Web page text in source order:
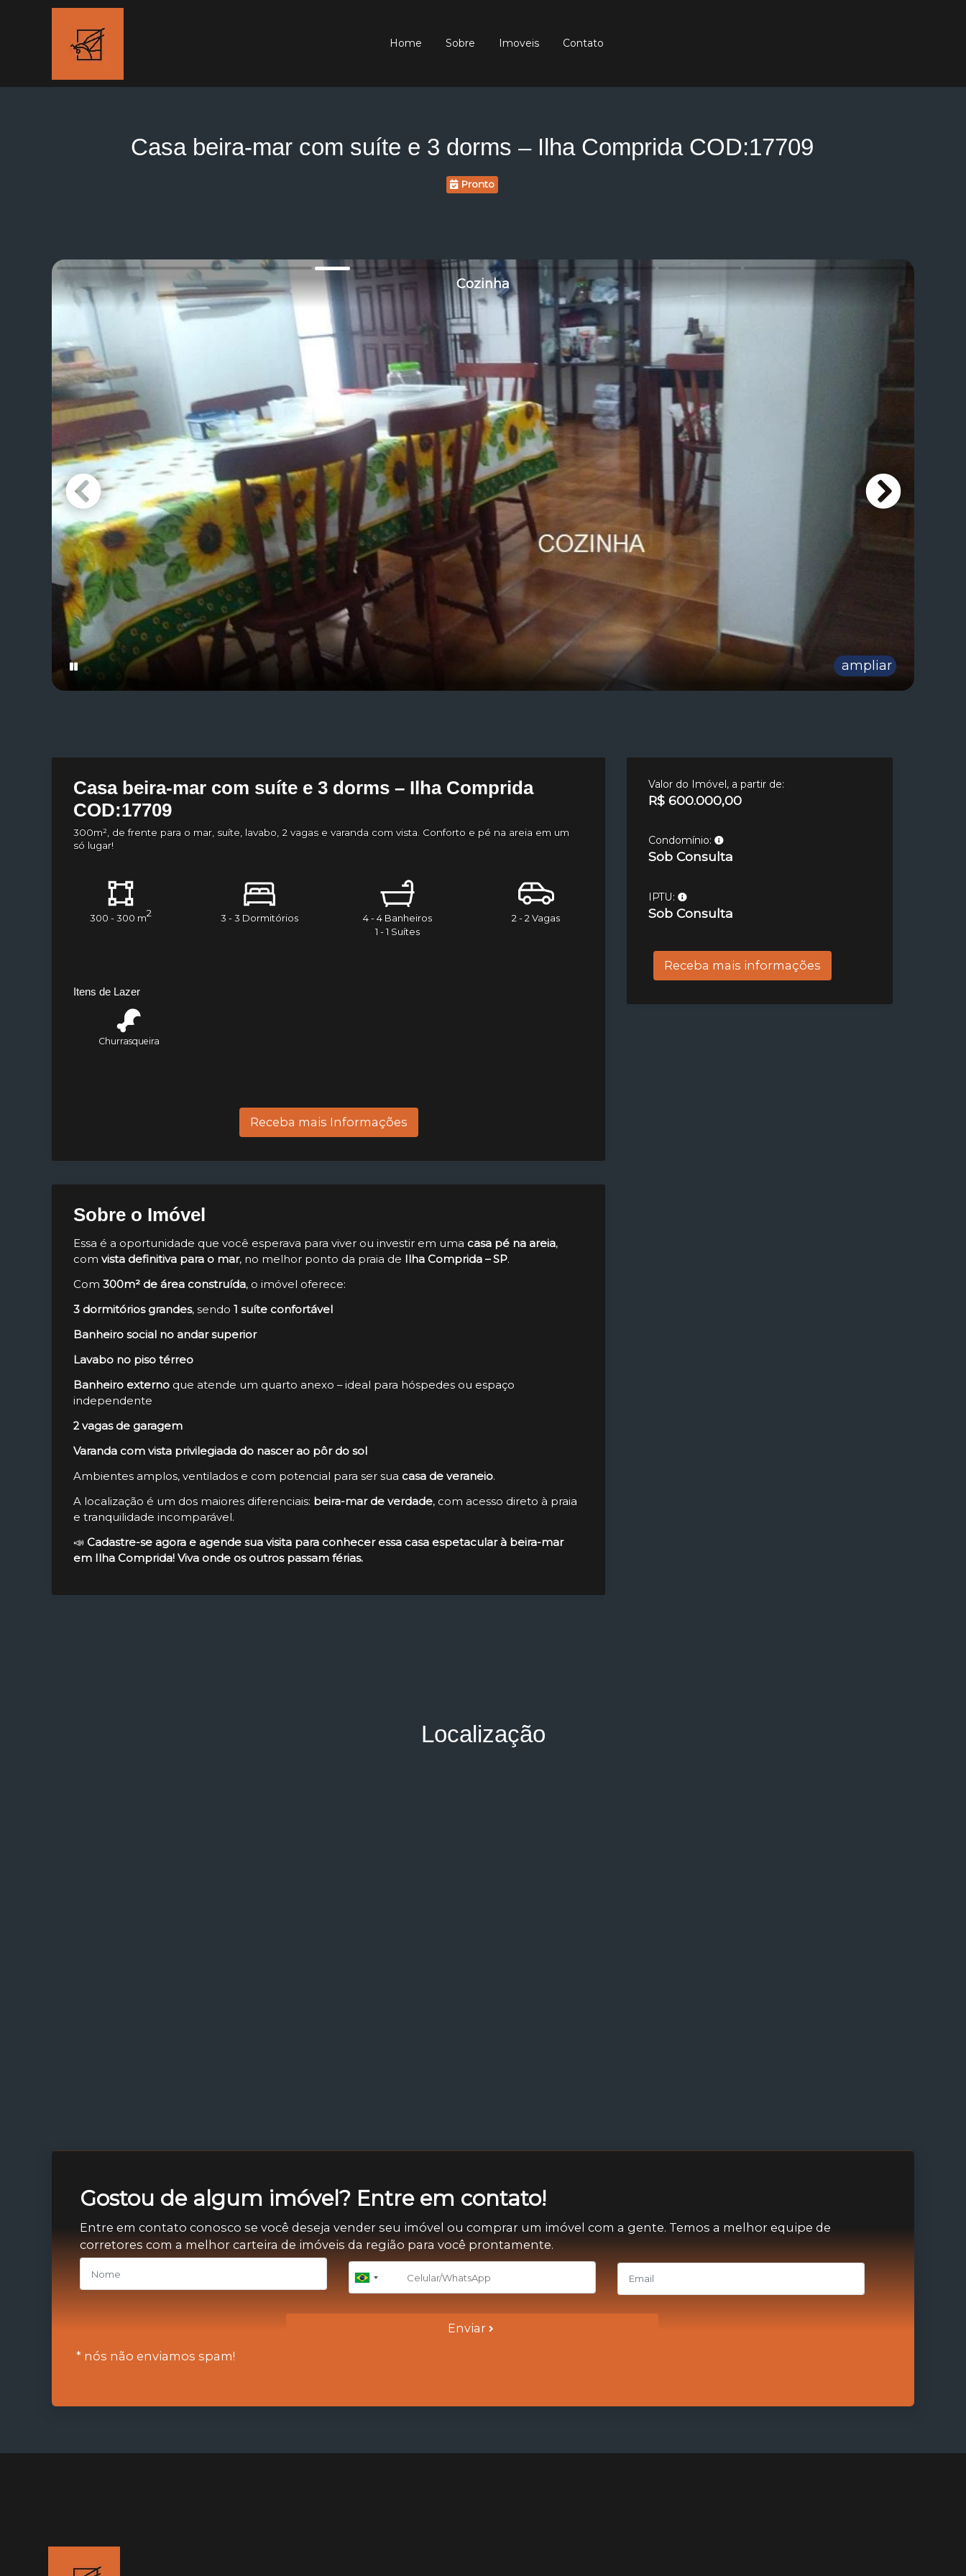
Home Sobre Imoveis Contato
Casa beira-mar com suíte e 3 dorms – Ilha Comprida COD:17709
Pronto
Cozinha
ampliar
Casa beira-mar com suíte e 3 dorms – Ilha Comprida
COD:17709
300m², de frente para o mar, suíte, lavabo, 2 vagas e varanda com vista. Conforto e pé na areia em um
só lugar!
300 - 300 m2 3 - 3 Dormitórios
4 - 4 Banheiros
1 - 1 Suítes
2 - 2 Vagas
Itens de Lazer
Churrasqueira
Receba mais Informações
Sobre o Imóvel
Essa é a oportunidade que você esperava para viver ou investir em uma casa pé na areia,
comvista definitiva para o mar, no melhor ponto da praia de Ilha Comprida – SP.
Com300m² de área construída, o imóvel oferece:
3 dormitórios grandes, sendo1 suíte confortável
Banheiro social no andar superior
Lavabo no piso térreo
Banheiro externo que atende um quarto anexo – ideal para hóspedes ou espaço
independente
2 vagas de garagem
Varanda com vista privilegiada do nascer ao pôr do sol
Ambientes amplos, ventilados e com potencial para ser sua casa de veraneio.
A localização é um dos maiores diferenciais: beira-mar de verdade, com acesso direto à praia
e tranquilidade incomparável.
📣 Cadastre-se agora e agende sua visita para conhecer essa casa espetacular à beira-mar
em Ilha Comprida! Viva onde os outros passam férias.
Valor do Imóvel, a partir de:
R$ 600.000,00
Condomínio:
Sob Consulta
IPTU:
Sob Consulta
Receba mais informações
Localização
Gostou de algum imóvel? Entre em contato!
Entre em contato conosco se você deseja vender seu imóvel ou comprar um imóvel com a gente. Temos a melhor equipe de
corretores com a melhor carteira de imóveis da região para você prontamente.
Brazil
+55
Enviar
* nós não enviamos spam!